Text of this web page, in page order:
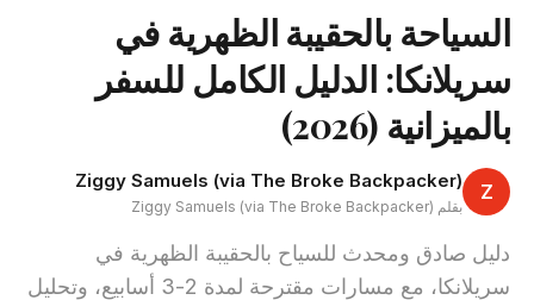
السياحة بالحقيبة الظهرية في
سريلانكا: الدليل الكامل للسفر
بالميزانية (2026)
Z
Ziggy Samuels (via The Broke Backpacker)
بقلم Ziggy Samuels (via The Broke Backpacker)
دليل صادق ومحدث للسياح بالحقيبة الظهرية في
سريلانكا، مع مسارات مقترحة لمدة 2-3 أسابيع، وتحليل